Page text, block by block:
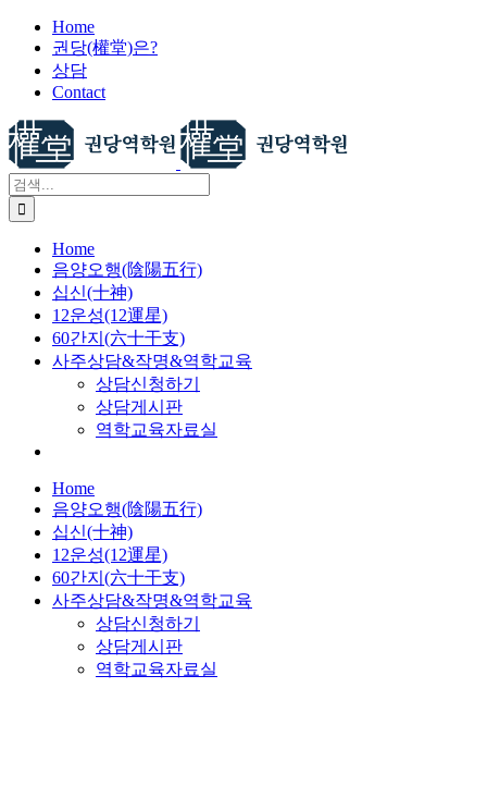
건
너
뛰
기
Home
권당(權堂)은?
상담
Contact
검
색:
Home
음양오행(陰陽五行)
십신(十神)
12운성(12運星)
60간지(六十干支)
사주상담&작명&역학교육
상담신청하기
상담게시판
역학교육자료실
Home
음양오행(陰陽五行)
십신(十神)
12운성(12運星)
60간지(六十干支)
사주상담&작명&역학교육
상담신청하기
상담게시판
역학교육자료실